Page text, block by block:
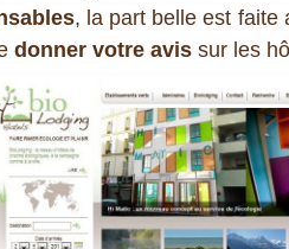
, la part belle est faite
donner votre avis sur les